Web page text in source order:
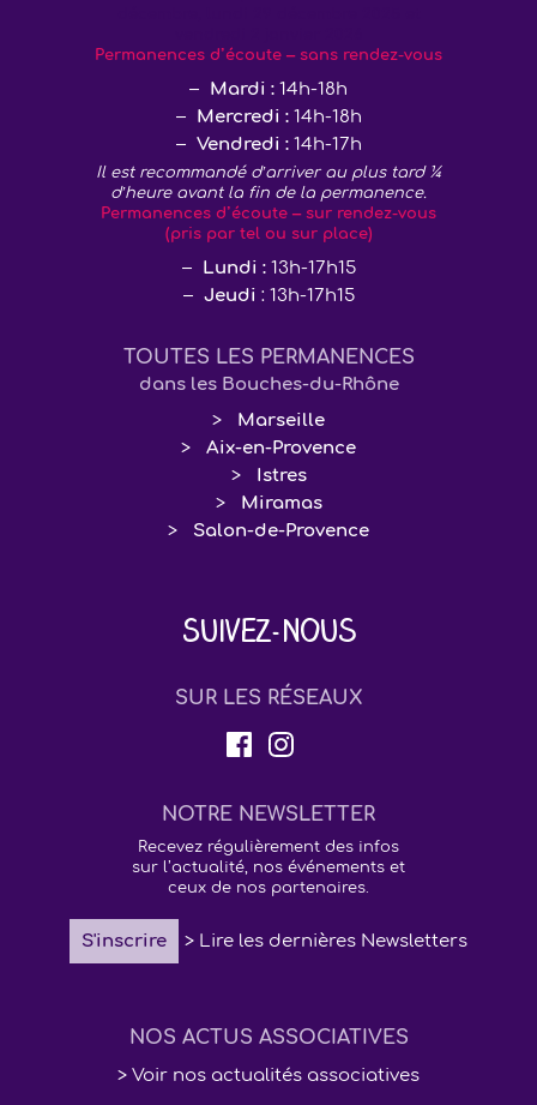
Permanences d’écoute – sans rendez-vous
Mardi : 14h-18h
Mercredi :14h-18h
Vendredi :14h-17h
Il est recommandé d’arriver au plus tard ¼
d’heure avant la fin de la permanence.
Permanences d’écoute – sur rendez-vous
(pris par tel ou sur place)
Lundi :13h-17h15
Jeudi : 13h-17h15
TOUTES LES PERMANENCES
dans les Bouches-du-Rhône
Marseille
Aix-en-Provence
Istres
Miramas
Salon-de-Provence
Suivez-nous
SUR LES RÉSEAUX
NOTRE NEWSLETTER
Recevez régulièrement des infos
sur l’actualité, nos événements et
ceux de nos partenaires.
S'inscrire > Lire les dernières Newsletters
NOS ACTUS ASSOCIATIVES
> Voir nos actualités associatives